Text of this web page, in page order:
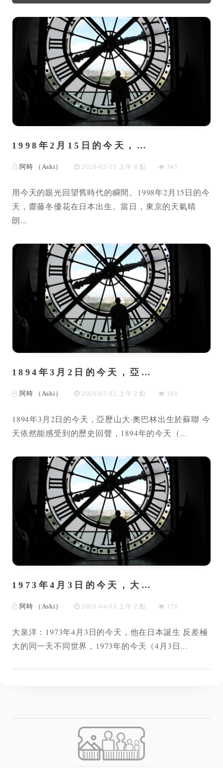
1998年2月15日的今天，…
阿時 （Ashi） 2026-02-15 上午 8 點 345
用今天的眼光回望舊時代的瞬間。1998年2月15日的今
天，齋藤冬優花在日本出生。當日，東京的天氣晴
朗...
1894年3月2日的今天，亞…
阿時 （Ashi） 2026-03-02 上午 2 點 180
1894年3月2日的今天，亞歷山大·奧巴林出生於蘇聯 今
天依然能感受到的歷史回聲，1894年的今天（...
1973年4月3日的今天，大…
阿時 （Ashi） 2026-04-03 上午 2 點 176
大泉洋：1973年4月3日的今天，他在日本誕生 反差極
大的同一天不同世界，1973年的今天（4月3日...